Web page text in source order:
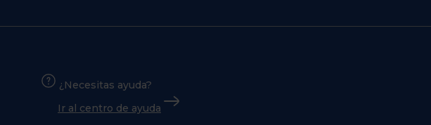
¿Necesitas ayuda?
Ir al centro de ayuda